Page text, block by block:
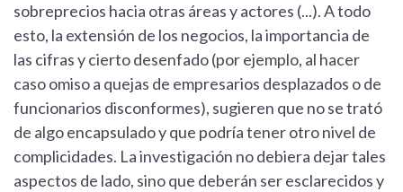
sobreprecios hacia otras áreas y actores (...). A todo
esto, la extensión de los negocios, la importancia de
las cifras y cierto desenfado (por ejemplo, al hacer
caso omiso a quejas de empresarios desplazados o de
funcionarios disconformes), sugieren que no se trató
de algo encapsulado y que podría tener otro nivel de
complicidades. La investigación no debiera dejar tales
aspectos de lado, sino que deberán ser esclarecidos y